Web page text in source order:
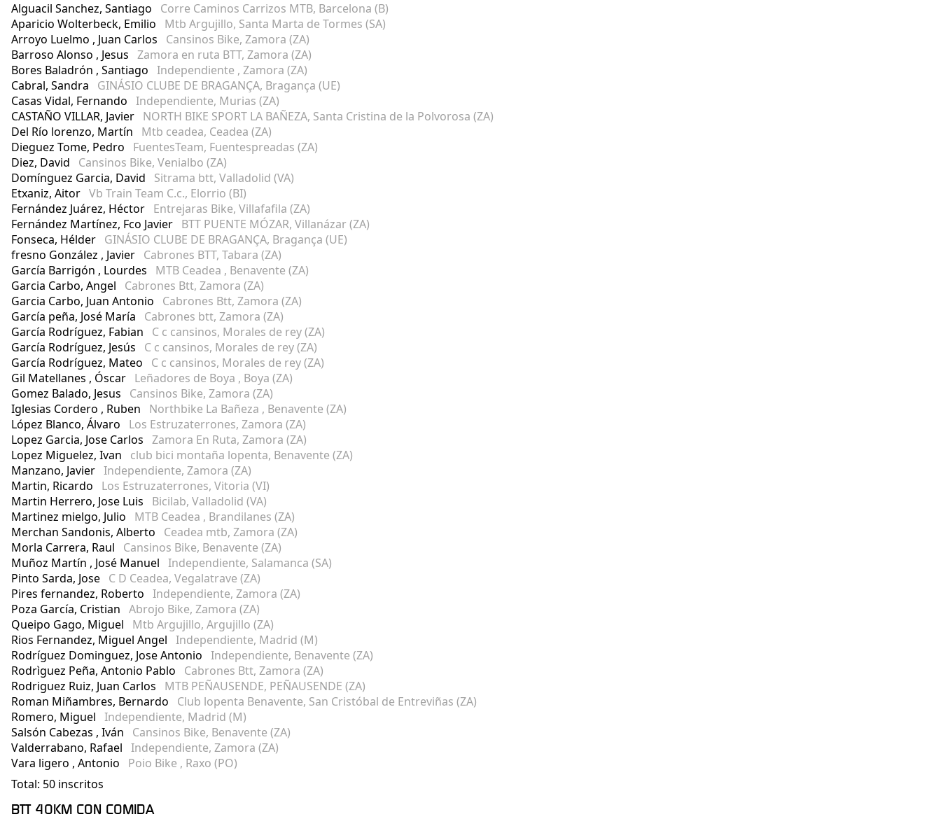
Alguacil Sanchez, Santiago Corre Caminos Carrizos MTB, Barcelona (B)
Aparicio Wolterbeck, Emilio Mtb Argujillo, Santa Marta de Tormes (SA)
Arroyo Luelmo , Juan Carlos Cansinos Bike, Zamora (ZA)
Barroso Alonso , Jesus Zamora en ruta BTT, Zamora (ZA)
Bores Baladrón , Santiago Independiente , Zamora (ZA)
Cabral, Sandra GINÁSIO CLUBE DE BRAGANÇA, Bragança (UE)
Casas Vidal, Fernando Independiente, Murias (ZA)
CASTAÑO VILLAR, Javier NORTH BIKE SPORT LA BAÑEZA, Santa Cristina de la Polvorosa (ZA)
Del Río lorenzo, Martín Mtb ceadea, Ceadea (ZA)
Dieguez Tome, Pedro FuentesTeam, Fuentespreadas (ZA)
Diez, David Cansinos Bike, Venialbo (ZA)
Domínguez Garcia, David Sitrama btt, Valladolid (VA)
Etxaniz, Aitor Vb Train Team C.c., Elorrio (BI)
Fernández Juárez, Héctor Entrejaras Bike, Villafafila (ZA)
Fernández Martínez, Fco Javier BTT PUENTE MÓZAR, Villanázar (ZA)
Fonseca, Hélder GINÁSIO CLUBE DE BRAGANÇA, Bragança (UE)
fresno González , Javier Cabrones BTT, Tabara (ZA)
García Barrigón , Lourdes MTB Ceadea , Benavente (ZA)
Garcia Carbo, Angel Cabrones Btt, Zamora (ZA)
Garcia Carbo, Juan Antonio Cabrones Btt, Zamora (ZA)
García peña, José María Cabrones btt, Zamora (ZA)
García Rodríguez, Fabian C c cansinos, Morales de rey (ZA)
García Rodríguez, Jesús C c cansinos, Morales de rey (ZA)
García Rodríguez, Mateo C c cansinos, Morales de rey (ZA)
Gil Matellanes , Óscar Leñadores de Boya , Boya (ZA)
Gomez Balado, Jesus Cansinos Bike, Zamora (ZA)
Iglesias Cordero , Ruben Northbike La Bañeza , Benavente (ZA)
López Blanco, Álvaro Los Estruzaterrones, Zamora (ZA)
Lopez Garcia, Jose Carlos Zamora En Ruta, Zamora (ZA)
Lopez Miguelez, Ivan club bici montaña lopenta, Benavente (ZA)
Manzano, Javier Independiente, Zamora (ZA)
Martin, Ricardo Los Estruzaterrones, Vitoria (VI)
Martin Herrero, Jose Luis Bicilab, Valladolid (VA)
Martinez mielgo, Julio MTB Ceadea , Brandilanes (ZA)
Merchan Sandonis, Alberto Ceadea mtb, Zamora (ZA)
Morla Carrera, Raul Cansinos Bike, Benavente (ZA)
Muñoz Martín , José Manuel Independiente, Salamanca (SA)
Pinto Sarda, Jose C D Ceadea, Vegalatrave (ZA)
Pires fernandez, Roberto Independiente, Zamora (ZA)
Poza García, Cristian Abrojo Bike, Zamora (ZA)
Queipo Gago, Miguel Mtb Argujillo, Argujillo (ZA)
Rios Fernandez, Miguel Angel Independiente, Madrid (M)
Rodríguez Dominguez, Jose Antonio Independiente, Benavente (ZA)
Rodrìguez Peña, Antonio Pablo Cabrones Btt, Zamora (ZA)
Rodriguez Ruiz, Juan Carlos MTB PEÑAUSENDE, PEÑAUSENDE (ZA)
Roman Miñambres, Bernardo Club lopenta Benavente, San Cristóbal de Entreviñas (ZA)
Romero, Miguel Independiente, Madrid (M)
Salsón Cabezas , Iván Cansinos Bike, Benavente (ZA)
Valderrabano, Rafael Independiente, Zamora (ZA)
Vara ligero , Antonio Poio Bike , Raxo (PO)
Total: 50 inscritos
BTT 40KM CON COMIDA